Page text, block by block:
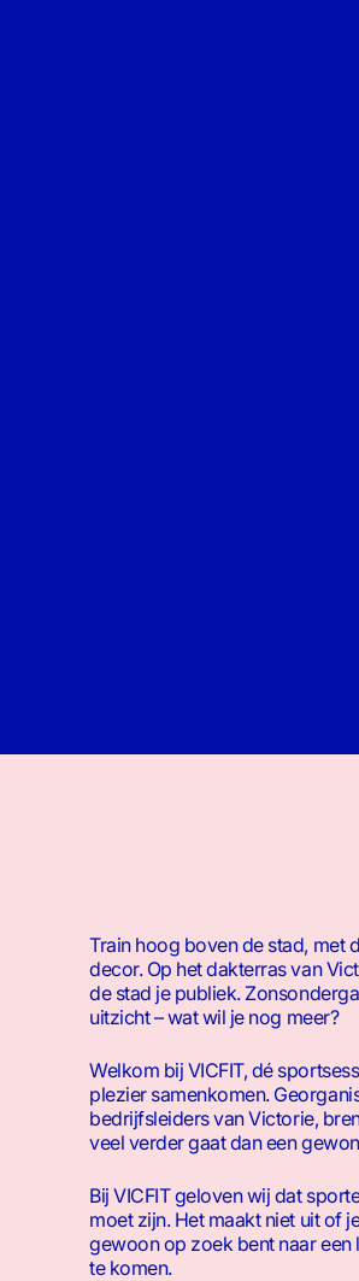
Train hoog boven de stad, met
decor. Op het dakterras van
de stad je publiek.
uitzicht – wat wil je nog meer?
Welkom bij VICFIT, dé
plezier samenkomen.
bedrijfsleiders van Victorie,
veel verder gaat dan een
Bij VICFIT geloven wij dat
moet zijn. Het maakt niet uit of
gewoon op zoek bent naar
te komen.